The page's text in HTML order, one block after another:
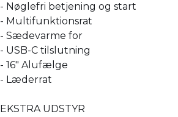
- Nøglefri betjening og start
- Multifunktionsrat
- Sædevarme for
- USB-C tilslutning
- 16" Alufælge
- Læderrat
EKSTRA UDSTYR